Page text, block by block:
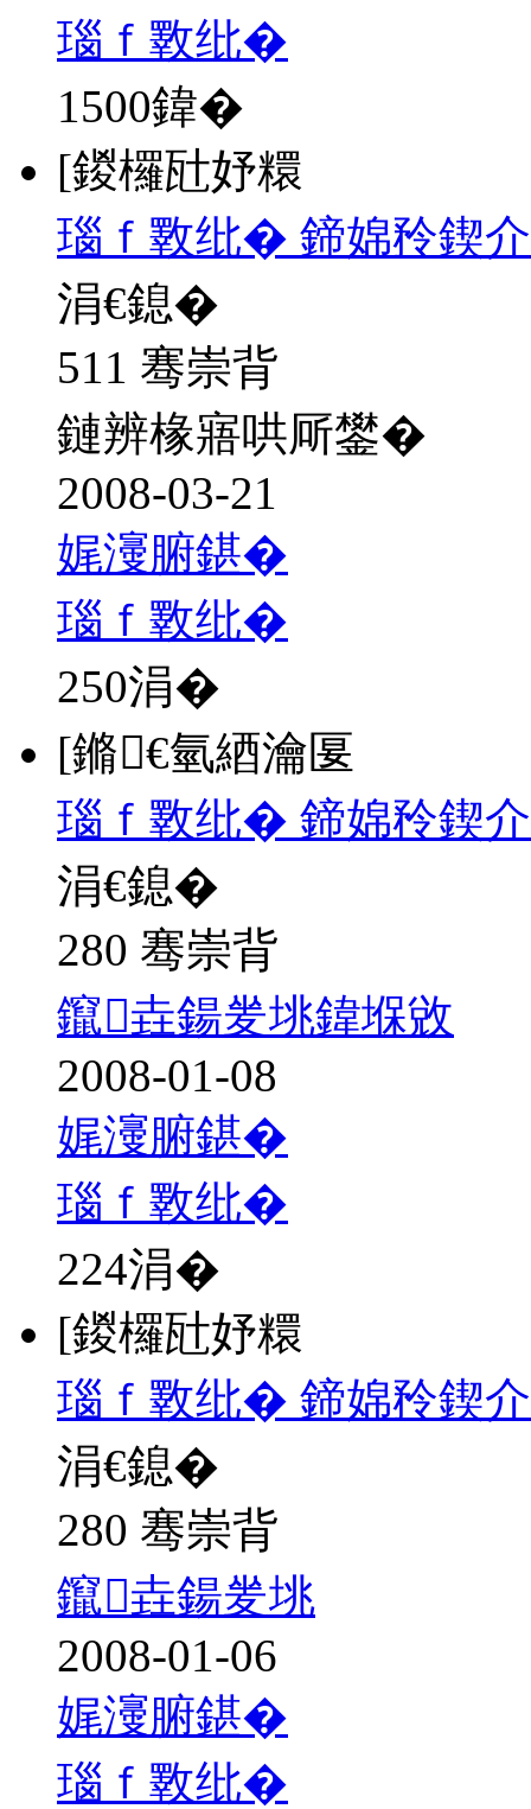
瑙ｆ斁纰�
1500鍏�
[鍐欏瓧妤糫
瑙ｆ斁纰� 鍗婂矝鍥
涓€鎴�
511 骞崇背
鏈辨椽寤哄厛鐢�
2008-03-21
娓濅腑鍖�
瑙ｆ斁纰�
250涓�
[鏅€氫綇瀹匽
瑙ｆ斁纰� 鍗婂矝鍥
涓€鎴�
280 骞崇背
鑹垚鍚夎垗鍏堢敓
2008-01-08
娓濅腑鍖�
瑙ｆ斁纰�
224涓�
[鍐欏瓧妤糫
瑙ｆ斁纰� 鍗婂矝鍥
涓€鎴�
280 骞崇背
鑹垚鍚夎垗
2008-01-06
娓濅腑鍖�
瑙ｆ斁纰�